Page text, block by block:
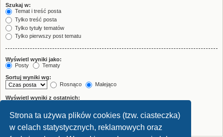
Strona ta używa plików cookies (tzw. ciasteczka)
w celach statystycznych, reklamowych oraz
Szukaj w:
Temat i treść posta
Tylko treść posta
Tylko tytuły tematów
Tylko pierwszy post tematu
Wyświetl wyniki jako:
Posty
Tematy
Sortuj wyniki wg:
Rosnąco
Malejąco
Wyświetl wyniki z ostatnich:
Wyświetl pierwsze:
znaków w poście